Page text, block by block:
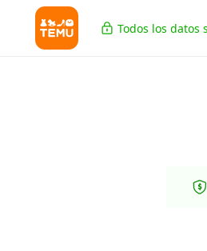
Todos los datos